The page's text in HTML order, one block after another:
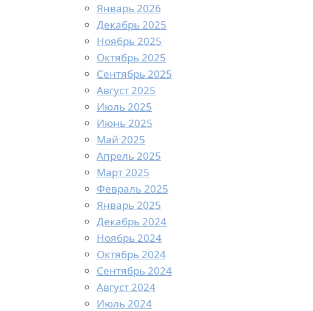
Январь 2026
Декабрь 2025
Ноябрь 2025
Октябрь 2025
Сентябрь 2025
Август 2025
Июль 2025
Июнь 2025
Май 2025
Апрель 2025
Март 2025
Февраль 2025
Январь 2025
Декабрь 2024
Ноябрь 2024
Октябрь 2024
Сентябрь 2024
Август 2024
Июль 2024